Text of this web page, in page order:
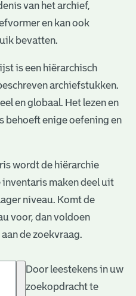
van het archief,
en kan ook
bevatten.
is een hiërarchisch
archiefstukken.
en globaal. Het lezen en
behoeft enige oefening en
wordt de hiërarchie
maken deel uit
niveau. Komt de
voor, dan voldoen
de zoekvraag.
Door leestekens in uw
zoekopdracht te